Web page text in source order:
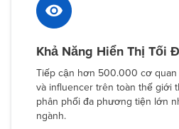
Khả Năng Hiển Thị Tối
Tiếp cận hơn 500.000 cơ
và influencer trên toàn thế giới
phân phối đa phương tiện lớn
ngành.